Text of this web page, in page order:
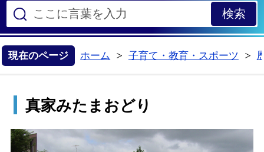
現在のページ ホーム
子育て・教育・スポーツ
真家みたまおどり